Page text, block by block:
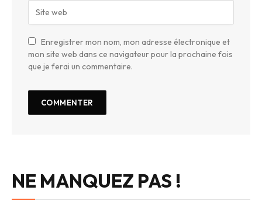
Enregistrer mon nom, mon adresse électronique et
mon site web dans ce navigateur pour la prochaine fois
que je ferai un commentaire.
NE MANQUEZ PAS !